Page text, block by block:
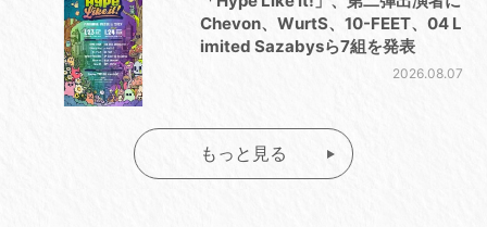
Chevon、WurtS、10-FEET、04 L
imited Sazabysら7組を発表
2026.08.07
もっと見る